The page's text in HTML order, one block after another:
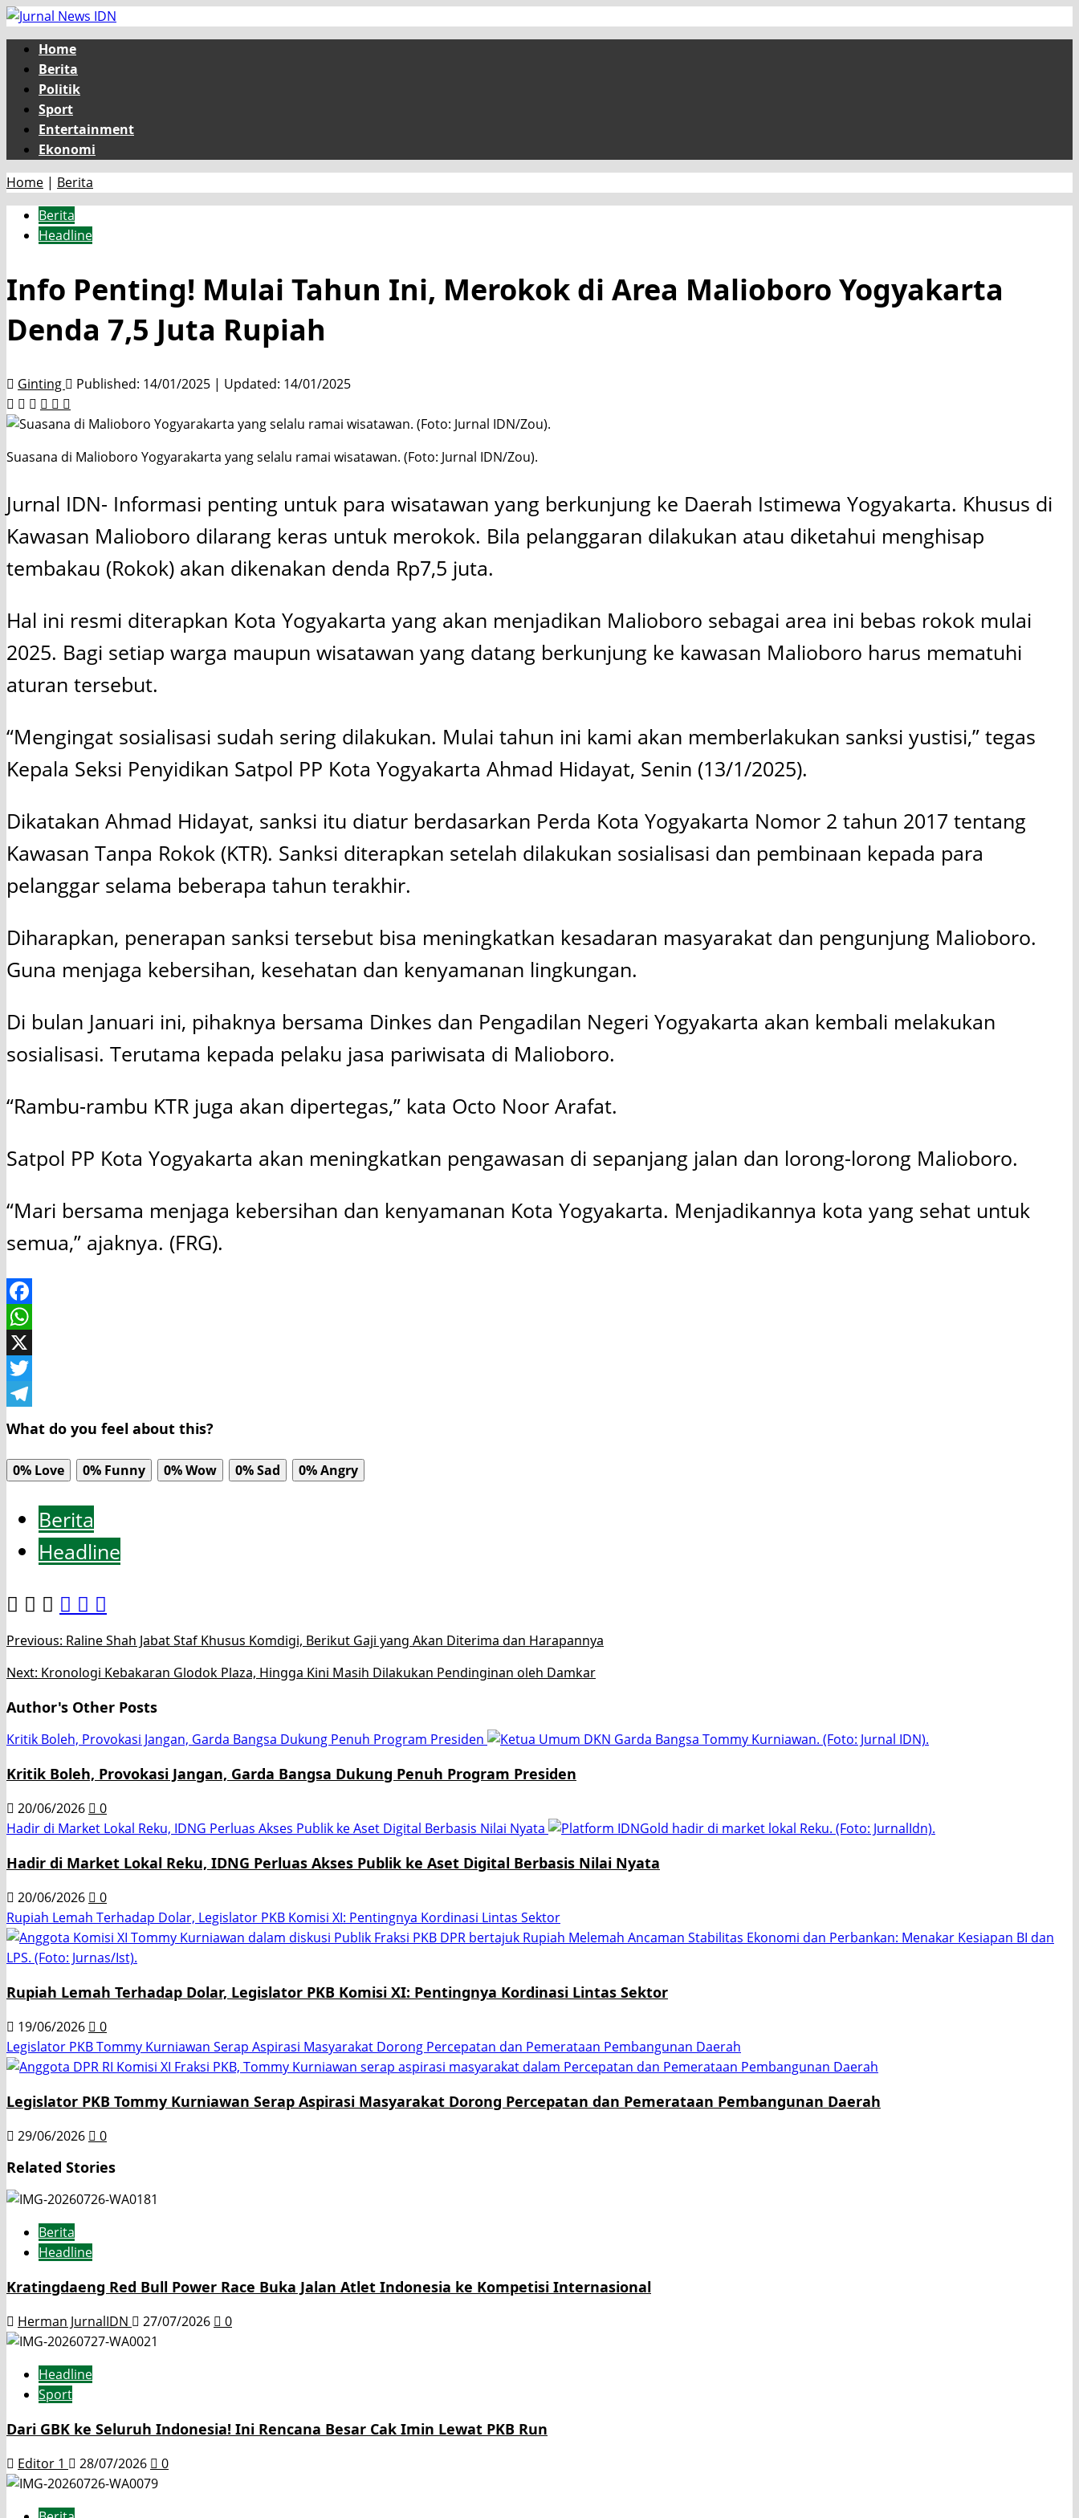
Skip
to
content
Primary
Menu
Home
Berita
Politik
Sport
Entertainment
Ekonomi
Home | Berita
Berita
Headline
Info Penting! Mulai Tahun Ini, Merokok di Area Malioboro Yogyakarta
Denda 7,5 Juta Rupiah
Ginting Published: 14/01/2025 | Updated: 14/01/2025
Suasana di Malioboro Yogyarakarta yang selalu ramai wisatawan. (Foto: Jurnal IDN/Zou).
Jurnal IDN- Informasi penting untuk para wisatawan yang berkunjung ke Daerah Istimewa Yogyakarta. Khusus di
Kawasan Malioboro dilarang keras untuk merokok. Bila pelanggaran dilakukan atau diketahui menghisap
tembakau (Rokok) akan dikenakan denda Rp7,5 juta.
Hal ini resmi diterapkan Kota Yogyakarta yang akan menjadikan Malioboro sebagai area ini bebas rokok mulai
2025. Bagi setiap warga maupun wisatawan yang datang berkunjung ke kawasan Malioboro harus mematuhi
aturan tersebut.
“Mengingat sosialisasi sudah sering dilakukan. Mulai tahun ini kami akan memberlakukan sanksi yustisi,” tegas
Kepala Seksi Penyidikan Satpol PP Kota Yogyakarta Ahmad Hidayat, Senin (13/1/2025).
Dikatakan Ahmad Hidayat, sanksi itu diatur berdasarkan Perda Kota Yogyakarta Nomor 2 tahun 2017 tentang
Kawasan Tanpa Rokok (KTR). Sanksi diterapkan setelah dilakukan sosialisasi dan pembinaan kepada para
pelanggar selama beberapa tahun terakhir.
Diharapkan, penerapan sanksi tersebut bisa meningkatkan kesadaran masyarakat dan pengunjung Malioboro.
Guna menjaga kebersihan, kesehatan dan kenyamanan lingkungan.
Di bulan Januari ini, pihaknya bersama Dinkes dan Pengadilan Negeri Yogyakarta akan kembali melakukan
sosialisasi. Terutama kepada pelaku jasa pariwisata di Malioboro.
“Rambu-rambu KTR juga akan dipertegas,” kata Octo Noor Arafat.
Satpol PP Kota Yogyakarta akan meningkatkan pengawasan di sepanjang jalan dan lorong-lorong Malioboro.
“Mari bersama menjaga kebersihan dan kenyamanan Kota Yogyakarta. Menjadikannya kota yang sehat untuk
semua,” ajaknya. (FRG).
Facebook
WhatsApp
X
Twitter
Telegram
What do you feel about this?
0% Love 0% Funny 0%Wow 0%Sad 0%Angry
Berita
Headline
Post
navigation
Previous: Raline Shah Jabat Staf Khusus Komdigi, Berikut Gaji yang Akan Diterima dan Harapannya
Next: Kronologi Kebakaran Glodok Plaza, Hingga Kini Masih Dilakukan Pendinginan oleh Damkar
Author's Other Posts
Kritik Boleh, Provokasi Jangan, Garda Bangsa Dukung Penuh Program Presiden
Kritik Boleh, Provokasi Jangan, Garda Bangsa Dukung Penuh Program Presiden
20/06/2026
0
Hadir di Market Lokal Reku, IDNG Perluas Akses Publik ke Aset Digital Berbasis Nilai Nyata
Hadir di Market Lokal Reku, IDNG Perluas Akses Publik ke Aset Digital Berbasis Nilai Nyata
20/06/2026
0
Rupiah Lemah Terhadap Dolar, Legislator PKB Komisi XI: Pentingnya Kordinasi Lintas Sektor
Rupiah Lemah Terhadap Dolar, Legislator PKB Komisi XI: Pentingnya Kordinasi Lintas Sektor
19/06/2026
0
Legislator PKB Tommy Kurniawan Serap Aspirasi Masyarakat Dorong Percepatan dan Pemerataan Pembangunan Daerah
Legislator PKB Tommy Kurniawan Serap Aspirasi Masyarakat Dorong Percepatan dan Pemerataan Pembangunan Daerah
29/06/2026 0
Related Stories
Berita
Headline
Kratingdaeng Red Bull Power Race Buka Jalan Atlet Indonesia ke Kompetisi Internasional
Herman JurnalIDN 27/07/2026 0
Headline
Sport
Dari GBK ke Seluruh Indonesia! Ini Rencana Besar Cak Imin Lewat PKB Run
Editor 1 28/07/2026 0